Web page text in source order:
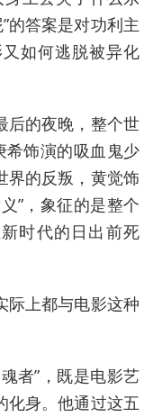
的答案是对功利主
如何逃脱被异化
后的夜晚，整个世
希饰演的吸血鬼少
界的反叛，黄觉饰
”，象征的是整个
时代的日出前死
际上都与电影这种
者”，既是电影艺
化身。他通过这五